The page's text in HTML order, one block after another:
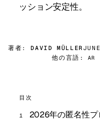
ッション安定性。
著者: DAVID MÜLLER
他の言語:
AR
目次
2026年の匿名性